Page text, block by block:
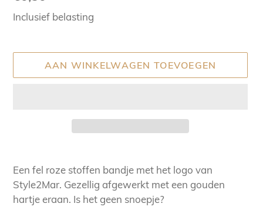
prijs
Inclusief belasting
AAN WINKELWAGEN TOEVOEGEN
toegevoegen
aan
uw
Een fel roze stoffen bandje met het logo van
Style2Mar. Gezellig afgewerkt met een gouden
hartje eraan. Is het geen snoepje?